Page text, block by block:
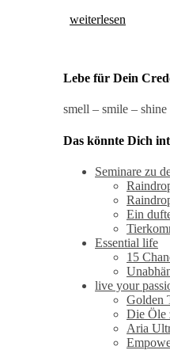
weiterlesen
Lebe für Dein
smell – smile – shine
Das könnte Dich
Seminare zu
Ein
Essential life
15
live your
Golden
Die Öle
Aria